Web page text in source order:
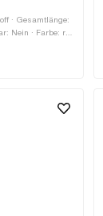
· Gesamtlänge:
Nein · Farbe: rot
6 mm · Ø